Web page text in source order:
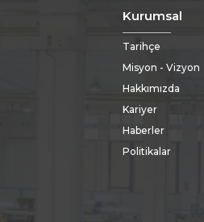
Kurumsal
Tarihçe
Misyon - Vizyon
Hakkımızda
Kariyer
Haberler
Politikalar